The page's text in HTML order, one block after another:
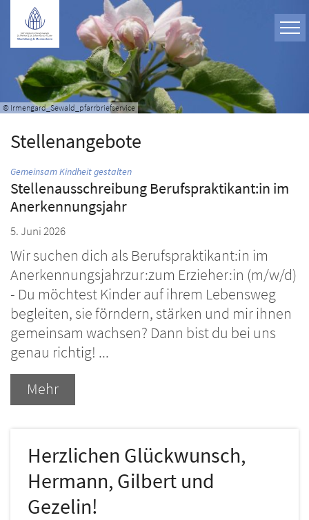
Zum Inhalt springen
© Irmengard_Sewald_pfarrbriefservice
Stellenangebote
Gemeinsam Kindheit gestalten:
Stellenausschreibung Berufspraktikant:in im
Anerkennungsjahr
5. Juni 2026
Wir suchen dich als Berufspraktikant:in im
Anerkennungsjahrzur:zum Erzieher:in (m/w/d)
- Du möchtest Kinder auf ihrem Lebensweg
begleiten, sie förndern, stärken und mir ihnen
gemeinsam wachsen? Dann bist du bei uns
genau richtig! ...
Mehr
Herzlichen Glückwunsch,
Hermann, Gilbert und
Gezelin!